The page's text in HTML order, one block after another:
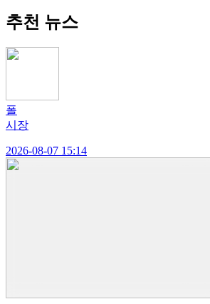
추천 뉴스
폴
시장
2026-08-07 15:14